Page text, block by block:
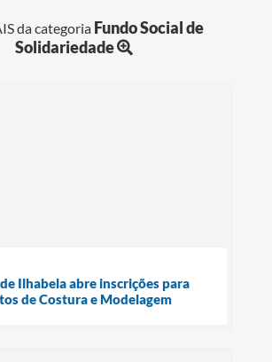
da categoria Fundo Social de
Solidariedade
Ilhabela abre inscrições para
de Costura e Modelagem